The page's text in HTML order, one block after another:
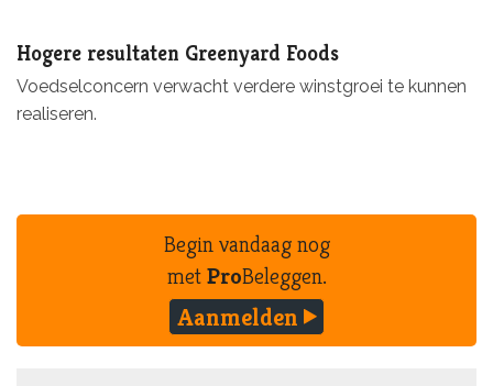
Hogere resultaten Greenyard Foods
Voedselconcern verwacht verdere winstgroei te kunnen
realiseren.
Begin vandaag nog
metProBeleggen.
Aanmelden